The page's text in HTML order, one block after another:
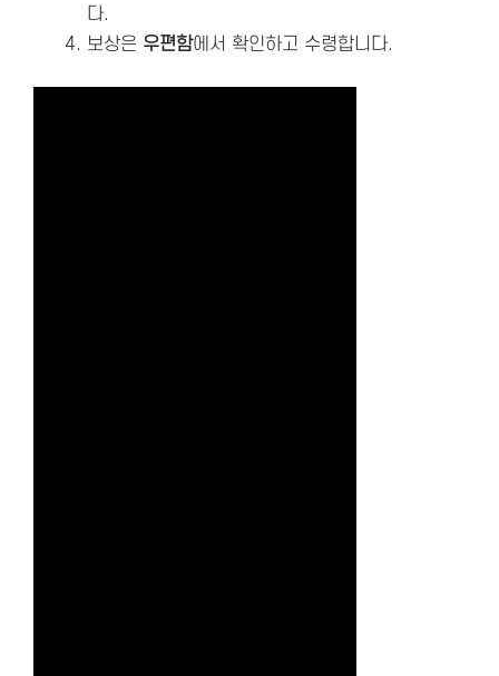
다.
보상은 우편함에서 확인하고 수령합니다.